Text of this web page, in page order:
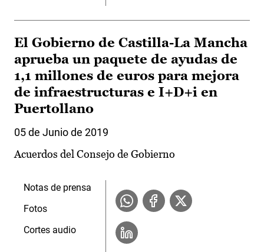
El Gobierno de Castilla-La Mancha
aprueba un paquete de ayudas de
1,1 millones de euros para mejora
de infraestructuras e I+D+i en
Puertollano
05 de Junio de 2019
Acuerdos del Consejo de Gobierno
Notas de prensa
Fotos
Cortes audio